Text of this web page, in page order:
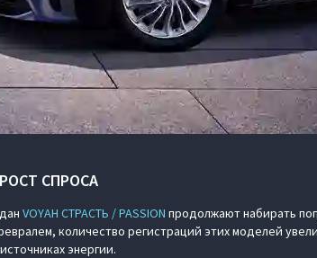
СПРОСА
VOYAH СТРАСТЬ / PASSION продолжают набирать
количество регистраций этих моделей
энергии.